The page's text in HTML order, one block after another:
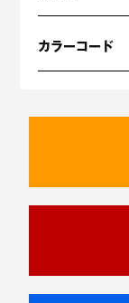
カラーコード